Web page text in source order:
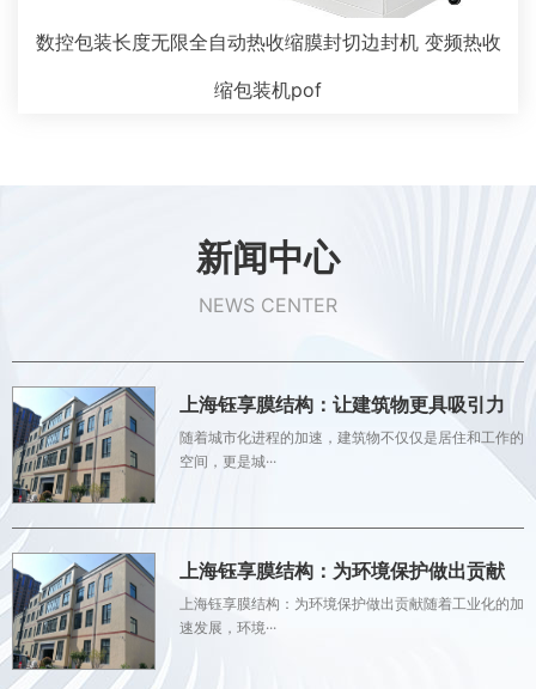
数控包装长度无限全自动热收缩膜封切边封机 变频热收
缩包装机pof
新闻中心
NEWS CENTER
上海钰享膜结构：让建筑物更具吸引力
随着城市化进程的加速，建筑物不仅仅是居住和工作的
空间，更是城···
上海钰享膜结构：为环境保护做出贡献
上海钰享膜结构：为环境保护做出贡献随着工业化的加
速发展，环境···